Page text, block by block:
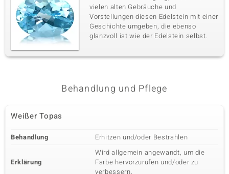
vielen alten Gebräuche und
Vorstellungen diesen Edelstein mit einer
Geschichte umgeben, die ebenso
glanzvoll ist wie der Edelstein selbst.
Behandlung und Pflege
Weißer Topas
Behandlung Erhitzen und/oder Bestrahlen
Erklärung
Wird allgemein angewandt, um die
Farbe hervorzurufen und/oder zu
verbessern.